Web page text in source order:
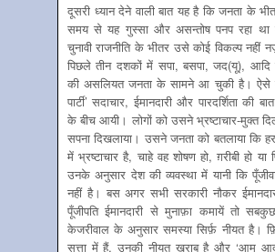
दूसरी ध्यान देने वाली बात यह है कि जनता के
समय से यह गुस्सा और असन्तोष पनप रहा था
चुनावी राजनीति के भीतर उसे कोई विकल्प नहीं
पिछले तीन दशकों में सपा, बसपा, जद(यू),
की असलियत जनता के सामने आ चुकी है। ऐसे
पार्टी’ सदाचार, ईमानदारी और पारदर्शिता की
के बीच आयी। लोगों को उसने भ्रष्टाचार-मुक्त
सपना दिखलाया। उसने जनता को बतलाया कि
में भ्रष्टाचार है, चाहे वह शोषण हो, ग़रीबी हो या
उनके अनुसार देश की व्यवस्था में यानी कि
नहीं है। बस अगर सभी सरकारी नौकर
पूँजीपति ईमानदारी से मुनाफ़ा कमायें तो
केजरीवाल के अनुसार समस्या सिर्फ़ नीयत है।
सत्ता में हैं, उनकी नीयत ख़राब है और ‘आम